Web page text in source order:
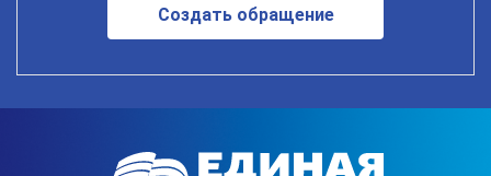
Создать обращение